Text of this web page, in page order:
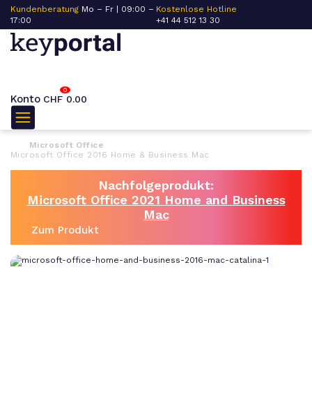
Kundenberatung Mo – Fr | 09:00 –
17:00
Kostenlose Hotline
+41 44 512 13 30
Konto
0
CHF 0.00
Microsoft Office
Microsoft Office 2016 Home & Business Mac
Nachfolgeprodukt:
Microsoft Office 2021 Home and Business
Mac
Zum Produkt